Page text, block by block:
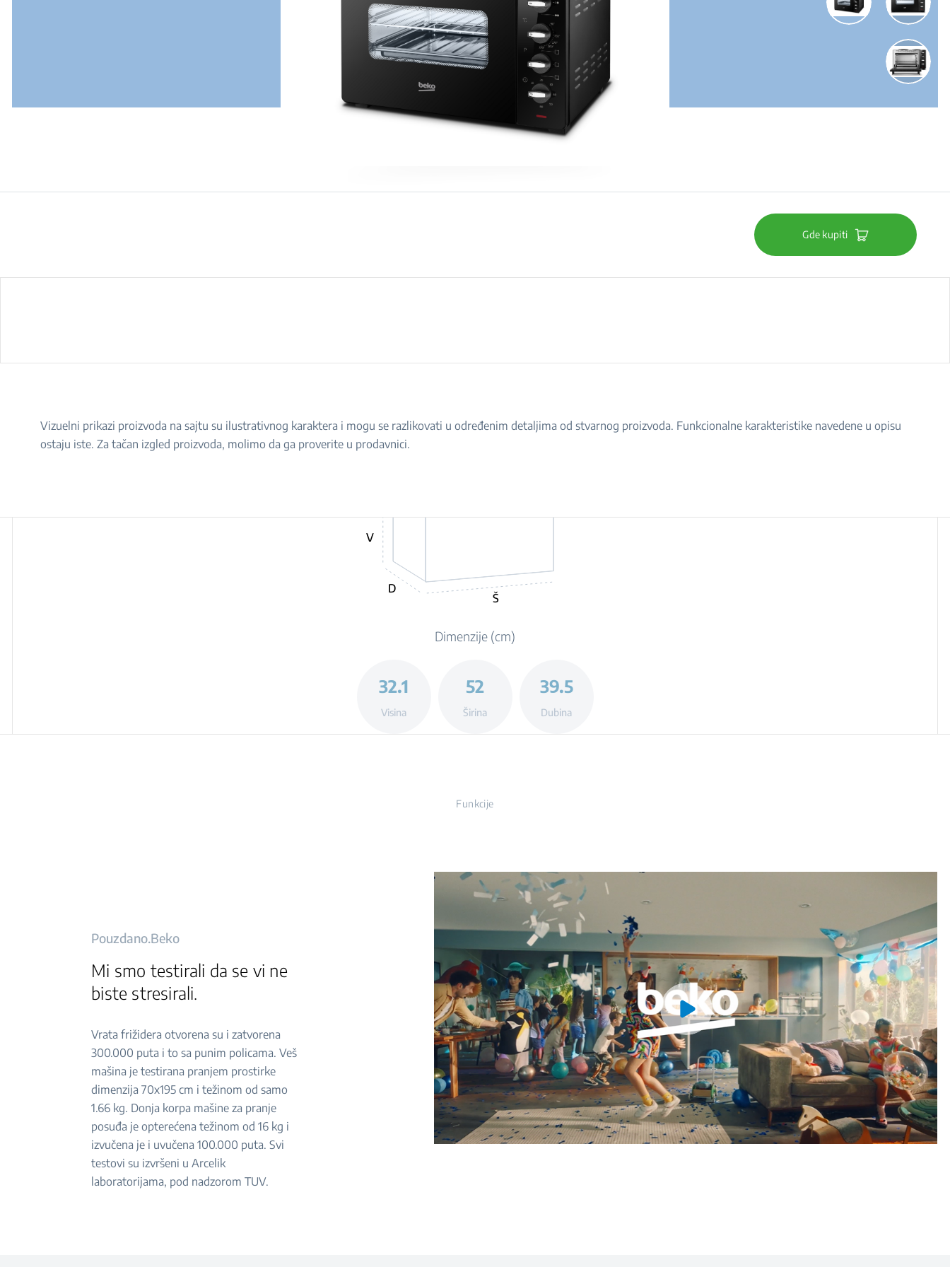
Gde kupiti
Vizuelni prikazi proizvoda na sajtu su ilustrativnog karaktera i mogu se razlikovati u određenim detaljima od stvarnog proizvoda. Funkcionalne karakteristike navedene u opisu
ostaju iste. Za tačan izgled proizvoda, molimo da ga proverite u prodavnici.
V
D
Š
Dimenzije (cm)
32.1
Visina
52
Širina
39.5
Dubina
Funkcije
Pouzdano.Beko
Mi smo testirali da se vi ne
biste stresirali.
Vrata frižidera otvorena su i zatvorena
300.000 puta i to sa punim policama. Veš
mašina je testirana pranjem prostirke
dimenzija 70x195 cm i težinom od samo
1.66 kg. Donja korpa mašine za pranje
posuđa je opterećena težinom od 16 kg i
izvučena je i uvučena 100.000 puta. Svi
testovi su izvršeni u Arcelik
laboratorijama, pod nadzorom TUV.